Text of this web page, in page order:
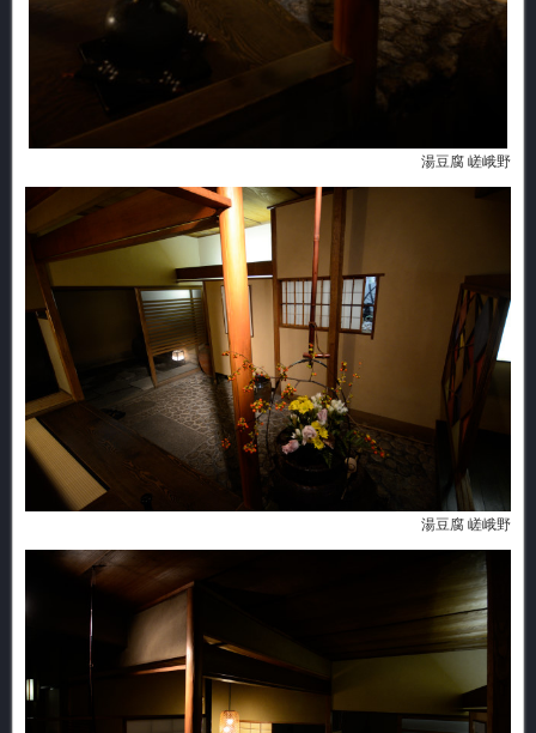
湯豆腐 嵯峨野
湯豆腐 嵯峨野